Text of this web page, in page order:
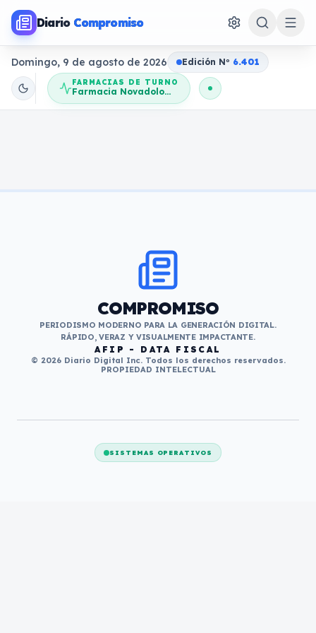
Diario Compromiso
Domingo, 9 de agosto de 2026 Edición No 6.401
FARMACIAS DE TURNO
Farmacia Novadolores
COMPROMISO
PERIODISMO MODERNO PARA LA GENERACIÓN DIGITAL.
RÁPIDO, VERAZ Y VISUALMENTE IMPACTANTE.
AFIP - DATA FISCAL
© 2026 Diario Digital Inc. Todos los derechos reservados.
PROPIEDAD INTELECTUAL
SISTEMAS OPERATIVOS